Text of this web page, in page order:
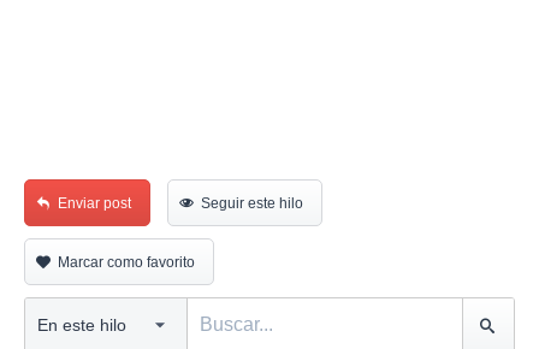
Enviar post Seguir este hilo
Marcar como favorito